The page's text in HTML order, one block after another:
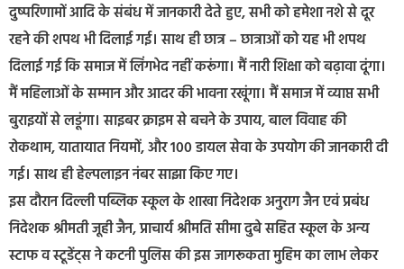
दुष्परिणामों आदि के संबंध में जानकारी देते हुए, सभी को हमेशा नशे से दूर
रहने की शपथ भी दिलाई गई। साथ ही छात्र – छात्राओं को यह भी शपथ
दिलाई गई कि समाज में लिंगभेद नहीं करूंगा। मैं नारी शिक्षा को बढ़ावा दूंगा।
मैं महिलाओं के सम्मान और आदर की भावना रखूंगा। मैं समाज में व्याप्त सभी
बुराइयों से लडूंगा। साइबर क्राइम से बचने के उपाय, बाल विवाह की
रोकथाम, यातायात नियमों, और 100 डायल सेवा के उपयोग की जानकारी दी
गई। साथ ही हेल्पलाइन नंबर साझा किए गए।
इस दौरान दिल्ली पब्लिक स्कूल के शाखा निदेशक अनुराग जैन एवं प्रबंध
निदेशक श्रीमती जूही जैन, प्राचार्य श्रीमति सीमा दुबे सहित स्कूल के अन्य
स्टाफ व स्टूडेंट्स ने कटनी पुलिस की इस जागरूकता मुहिम का लाभ लेकर